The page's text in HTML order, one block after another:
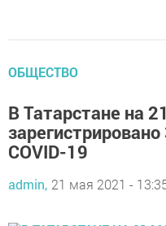
ОБЩЕСТВО
В Татарстане на
COVID-19
admin, 21 мая 2021 -